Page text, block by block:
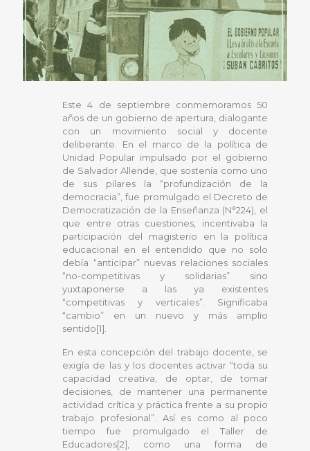
Este 4 de septiembre conmemoramos 50
años de un gobierno de apertura, dialogante
con un movimiento social y docente
deliberante. En el marco de la política de
Unidad Popular impulsado por el gobierno
de Salvador Allende, que sostenía como uno
de sus pilares la “profundización de la
democracia”, fue promulgado el Decreto de
Democratización de la Enseñanza (N°224), el
que entre otras cuestiones, incentivaba la
participación del magisterio en la política
educacional en el entendido que no solo
debía “anticipar” nuevas relaciones sociales
“no-competitivas y solidarias” sino
yuxtaponerse a las ya existentes
“competitivas y verticales”. Significaba
“cambio” en un nuevo y más amplio
sentido[1].
En esta concepción del trabajo docente, se
exigía de las y los docentes activar “toda su
capacidad creativa, de optar, de tomar
decisiones, de mantener una permanente
actividad crítica y práctica frente a su propio
trabajo profesional”. Así es como al poco
tiempo fue promulgado el Taller de
Educadores[2], como una forma de